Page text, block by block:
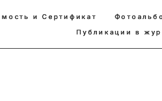
и Сертификат
Публикации в
и Сертификат
Публикации в